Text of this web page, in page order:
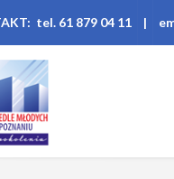
tel. 61 879 04 11 |